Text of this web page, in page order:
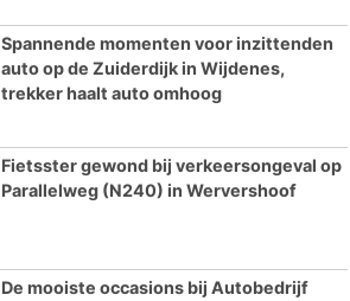
Spannende momenten voor inzittenden
auto op de Zuiderdijk in Wijdenes,
trekker haalt auto omhoog
Fietsster gewond bij verkeersongeval op
Parallelweg (N240) in Wervershoof
De mooiste occasions bij Autobedrijf